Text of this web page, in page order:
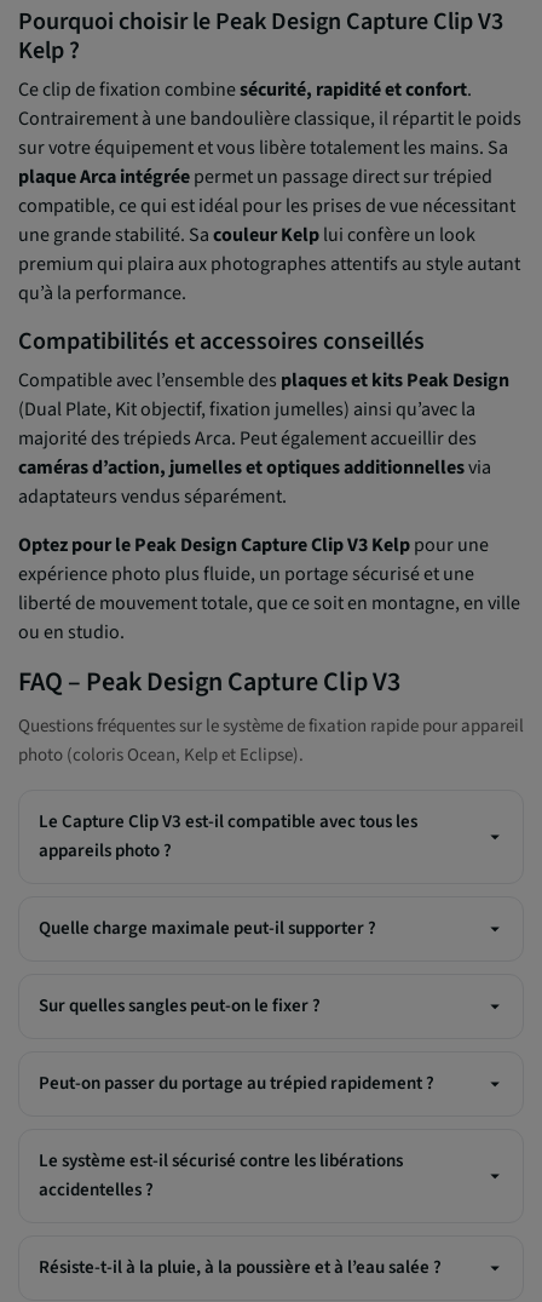
Pourquoi choisir le Peak Design Capture Clip V3
Kelp ?
Ce clip de fixation combinesécurité, rapidité et confort.
Contrairement à une bandoulière classique, il répartit le poids
sur votre équipement et vous libère totalement les mains. Sa
plaque Arca intégréepermet un passage direct sur trépied
compatible, ce qui est idéal pour les prises de vue nécessitant
une grande stabilité. Sacouleur Kelplui confère un look
premium qui plaira aux photographes attentifs au style autant
qu’à la performance.
Compatibilités et accessoires conseillés
Compatible avec l’ensemble des plaques et kits Peak Design
(Dual Plate, Kit objectif, fixation jumelles) ainsi qu’avec la
majorité des trépieds Arca. Peut également accueillir des
caméras d’action, jumelles et optiques additionnellesvia
adaptateurs vendus séparément.
Optez pour le Peak Design Capture Clip V3 Kelppour une
expérience photo plus fluide, un portage sécurisé et une
liberté de mouvement totale, que ce soit en montagne, en ville
ou en studio.
FAQ – Peak Design Capture Clip V3
Questions fréquentes sur le système de fixation rapide pour appareil
photo (coloris Ocean, Kelp et Eclipse).
Le Capture Clip V3 est-il compatible avec tous les
appareils photo ?
Quelle charge maximale peut-il supporter ?
Sur quelles sangles peut-on le fixer ?
Peut-on passer du portage au trépied rapidement ?
Le système est-il sécurisé contre les libérations
accidentelles ?
Résiste-t-il à la pluie, à la poussière et à l’eau salée ?